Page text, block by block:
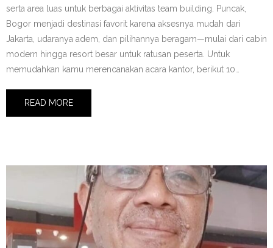
serta area luas untuk berbagai aktivitas team building. Puncak,
Bogor menjadi destinasi favorit karena aksesnya mudah dari
Jakarta, udaranya adem, dan pilihannya beragam—mulai dari cabin
modern hingga resort besar untuk ratusan peserta. Untuk
memudahkan kamu merencanakan acara kantor, berikut 10…
READ MORE